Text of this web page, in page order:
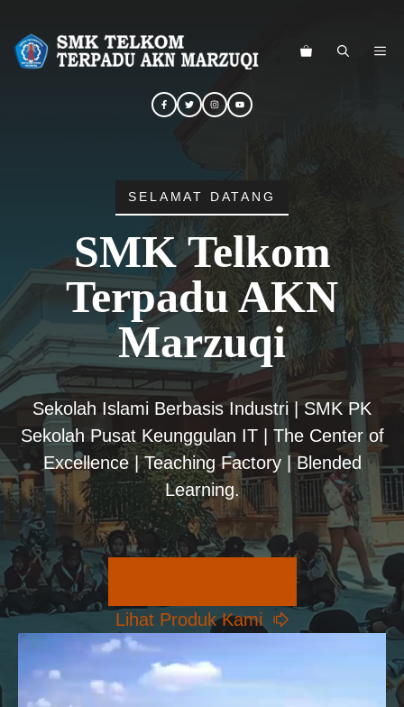
SELAMAT DATANG
SMK Telkom
Terpadu AKN
Marzuqi
Sekolah Islami Berbasis Industri | SMK PK
Sekolah Pusat Keunggulan IT | The Center of
Excellence | Teaching Factory | Blended
Learning.
Lihat Produk Kami